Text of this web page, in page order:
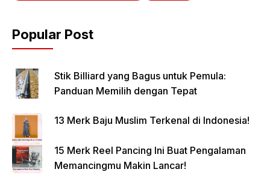
Popular Post
Stik Billiard yang Bagus untuk Pemula:
Panduan Memilih dengan Tepat
13 Merk Baju Muslim Terkenal di Indonesia!
15 Merk Reel Pancing Ini Buat Pengalaman
Memancingmu Makin Lancar!